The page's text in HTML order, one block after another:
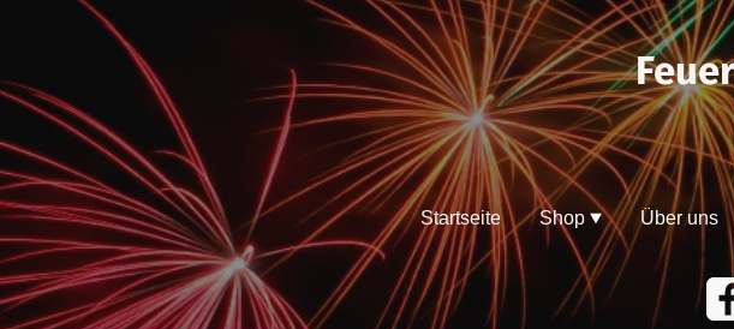
Startseite Shop Über uns